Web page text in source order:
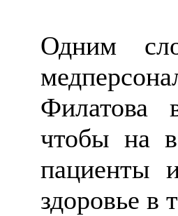
Одним
Филатова
чтобы на
пациенты
здоровье в